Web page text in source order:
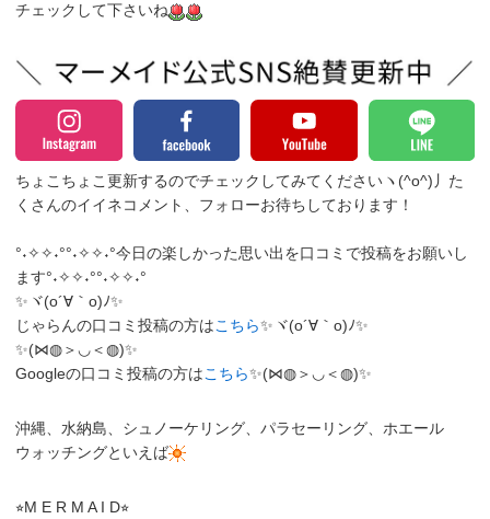
チェックして下さいね
ちょこちょこ更新するのでチェックしてみてくださいヽ(^o^)丿 た
くさんのイイネコメント、フォローお待ちしております！
°˖✧✧˖°°˖✧✧˖°今日の楽しかった思い出を口コミで投稿をお願いし
ます°˖✧✧˖°°˖✧✧˖°
✨ヾ(o´∀｀o)ﾉ✨
じゃらんの口コミ投稿の方はこちら✨ヾ(o´∀｀o)ﾉ✨
✨(⋈◍＞◡＜◍)✨
Googleの口コミ投稿の方はこちら✨(⋈◍＞◡＜◍)✨
沖縄、水納島、シュノーケリング、パラセーリング、ホエール
ウォッチングといえば
⭐︎M E R M A I D⭐︎